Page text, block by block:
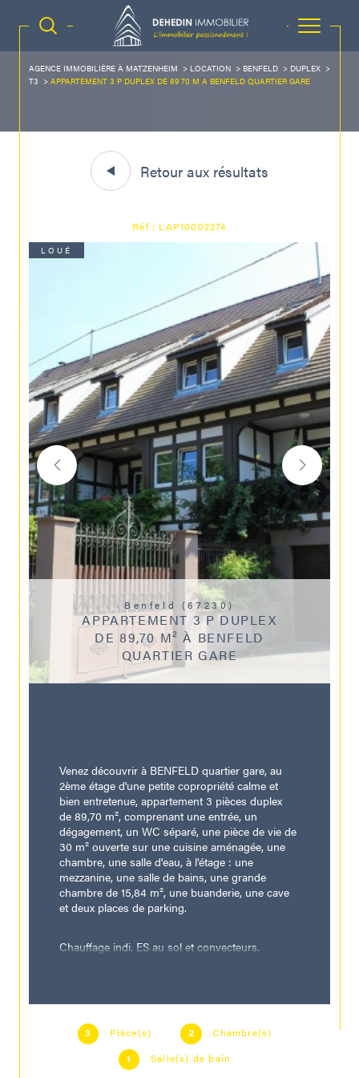
AGENCE IMMOBILIÈRE À MATZENHEIM LOCATION BENFELD
DUPLEX
T3
APPARTEMENT 3 P DUPLEX DE 89 70 M A BENFELD QUARTIER GARE
Retour aux résultats
Réf : LAP10002274
LOUÉ
Benfeld (67230)
APPARTEMENT 3 P DUPLEX
DE 89,70 M² À BENFELD
QUARTIER GARE
3 Pièce(s) 2 Chambre(s)
1 Salle(s) de bain
Venez découvrir à BENFELD quartier gare, au
2ème étage d'une petite copropriété calme et
bien entretenue, appartement 3 pièces duplex
de 89,70 m², comprenant une entrée, un
dégagement, un WC séparé, une pièce de vie de
30 m² ouverte sur une cuisine aménagée, une
chambre, une salle d'eau, à l'étage : une
mezzanine, une salle de bains, une grande
chambre de 15,84 m², une buanderie, une cave
et deux places de parking.
Chauffage indi. ES au sol et convecteurs.
Montant estimé des dépenses annuelles d'énergie pour
référence des prix de l'énergie utilisés pour établir cette
estimation : 01/01/2021.
Les informations sur les risques auxquels ce bien est